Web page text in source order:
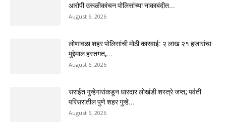
आरोपी उरूळीकांचन पोलिसांच्या नाकाबंदीत...
August 6, 2026
लोणावळा शहर पोलिसांची मोठी कारवाई: २ लाख २१ हजारांचा
मुद्देमाल हस्तगत,...
August 6, 2026
सराईत गुन्हेगारांकडून धारदार लोखंडी शस्त्रे जप्त; पर्वती
परिसरातील पुणे शहर गुन्हे...
August 6, 2026